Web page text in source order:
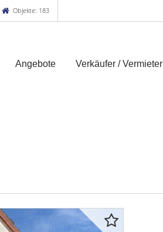
Objekte: 183
Angebote Verkäufer / Vermieter